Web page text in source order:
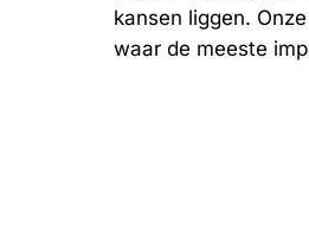
kansen liggen.
waar de meeste